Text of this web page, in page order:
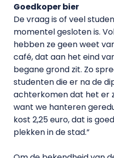
Goedkoper bier
De vraag is of veel
momentel gesloten is.
hebben ze geen weet
café, dat aan het eind
begane grond zit. Zo
studenten die er na de
achterkomen dat het er
want we hanteren
kost 2,25 euro, dat is
plekken in de stad.”